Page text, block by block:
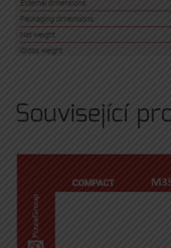
Související